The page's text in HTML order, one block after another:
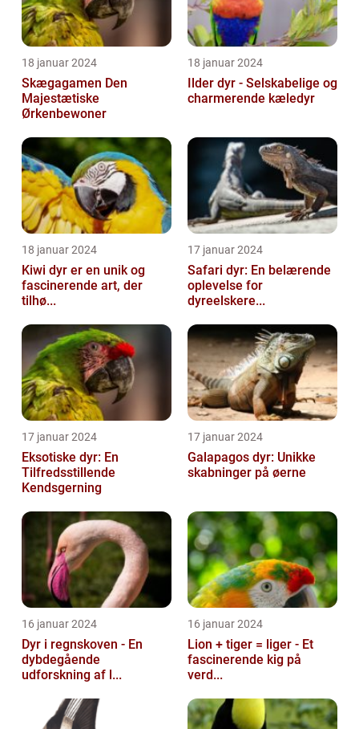
18 januar 2024
Skægagamen Den
Majestætiske
Ørkenbewoner
18 januar 2024
Ilder dyr - Selskabelige og
charmerende kæledyr
18 januar 2024
Kiwi dyr er en unik og
fascinerende art, der
tilhø...
17 januar 2024
Safari dyr: En belærende
oplevelse for
dyreelskere...
17 januar 2024
Eksotiske dyr: En
Tilfredsstillende
Kendsgerning
17 januar 2024
Galapagos dyr: Unikke
skabninger på øerne
16 januar 2024
Dyr i regnskoven - En
dybdegående
udforskning af l...
16 januar 2024
Lion + tiger = liger - Et
fascinerende kig på
verd...